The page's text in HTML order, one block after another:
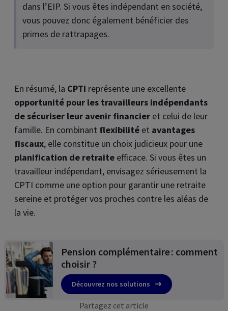
dans l’EIP. Si vous êtes indépendant en société,
vous pouvez donc également bénéficier des
primes de rattrapages.
En résumé, la CPTI représente une excellente
opportunité pour les travailleurs indépendants
de sécuriser leur avenir financier et celui de leur
famille. En combinant flexibilité et avantages
fiscaux, elle constitue un choix judicieux pour une
planification de retraite efficace. Si vous êtes un
travailleur indépendant, envisagez sérieusement la
CPTI comme une option pour garantir une retraite
sereine et protéger vos proches contre les aléas de
la vie.
Pension complémentaire : comment
choisir ?
Découvrez nos solutions
Partagez cet article